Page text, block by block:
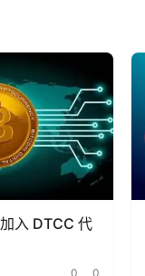
入 DTCC 代
0 0